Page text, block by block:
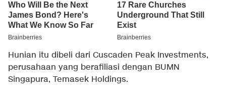
Hunian itu dibeli dari Cuscaden Peak Investments,
perusahaan yang berafiliasi dengan BUMN
Singapura, Temasek Holdings.